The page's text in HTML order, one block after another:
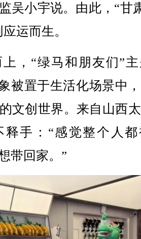
吴小宇说。由此，“甘
运而生。
“绿马和朋友们”主
被置于生活化场景中
文创世界。来自山西
释手：“感觉整个人
带回家。”